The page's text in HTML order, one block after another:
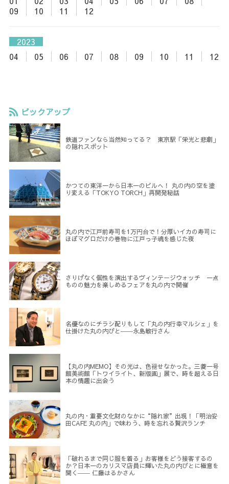
09
10 11 12
2023
04
05 06 07 08 09 10 11 12
ピックアップ
鉄道ファンなら当然知ってる？ 東京駅「栄光と悲劇」
の隠れスポット
かつての東洋一から日本一のビルへ！ 丸の内の空を塗
り変える「TOKYO TORCH」再開発秘話
丸の内で江戸前寿司を1万円台で！分厚いイカの寿司に
ほぼマグロだけの巻物に江戸っ子魂を感じた夜
さりげなく個性を演出するヴィンテージウォッチ 一点
ものの魅力を楽しめるフェアを丸の内で開催
名優なのにチラシ配りもして「丸の内行幸マルシェ」を
仕掛けた丸の内びと――永島敏行さん
【丸の内MEMO】その光は、色褪せなかった。三菱一号
館美術館「トワイライト、新版画」展で、時を超える日
本の情趣に出会う
丸の内・重要文化財のなかに“隠れ家”出現！「明治安
田CAFE 丸の内」で味わう、時を忘れる贅沢ランチ
「破れるまで同じ服を着る」お客様をどう接客するの
か？日本一のカリスマ店員に輝いた丸の内びとに極意を
聞く―― 仁藤はるかさん